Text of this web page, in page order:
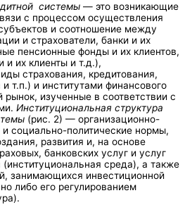
системы — это возникающие
с процессом осуществления
и соотношение между
и страхователи, банки и их
пенсионные фонды и их клиентов,
и их клиенты и т.д.),
страхования, кредитования,
т.п.) и институтами финансового
изученные в соответствии с
Институциональная структура
(рис. 2) — организационно-
социально-политические нормы,
развития и, на основе
банковских услуг и услуг
(институциональная среда), а также
занимающихся инвестиционной
либо его регулированием